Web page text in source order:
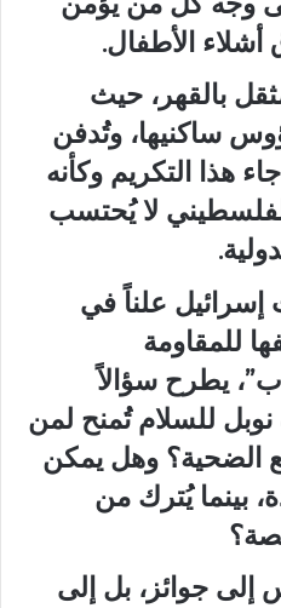
أشلاء الأطفال.
بالقهر، حيث
ساكنيها، وتُدفن
هذا التكريم وكأنه
لا يُحتسب
علناً في
للمقاومة
يطرح سؤالاً
للسلام تُمنح لمن
الضحية؟ وهل يمكن
بينما يُترك من
إلى جوائز، بل إلى